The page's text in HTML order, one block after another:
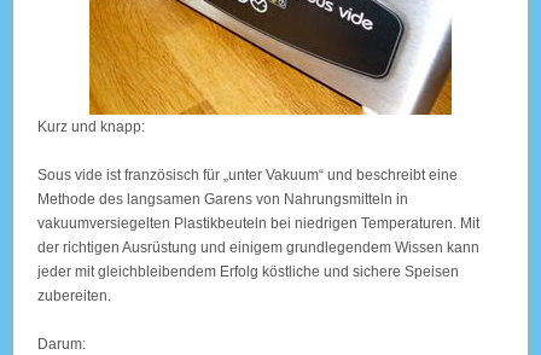
Kurz und knapp:
Sous vide ist französisch für „unter Vakuum“ und beschreibt eine
Methode des langsamen Garens von Nahrungsmitteln in
vakuumversiegelten Plastikbeuteln bei niedrigen Temperaturen. Mit
der richtigen Ausrüstung und einigem grundlegendem Wissen kann
jeder mit gleichbleibendem Erfolg köstliche und sichere Speisen
zubereiten.
Darum: